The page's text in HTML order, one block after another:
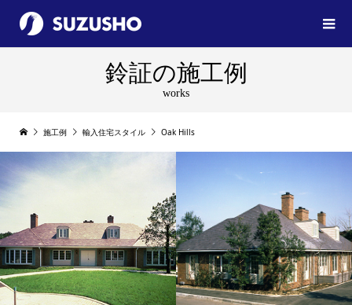
鈴証の施工例
works
施工例 輸入住宅スタイル Oak Hills